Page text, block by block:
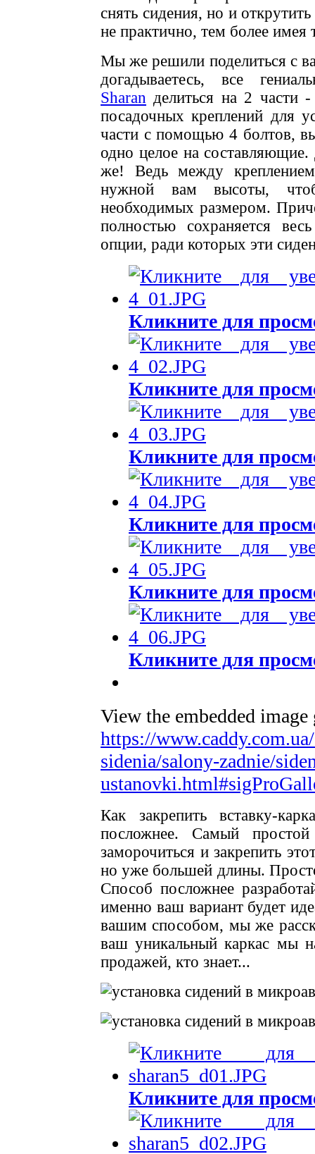
снять сидения, но и
не практично, тем более имея
Мы же решили поделиться с
догадываетесь, все
Sharan делиться на 2 части
посадочных креплений для
части с помощью 4 болтов,
одно целое на
же! Ведь между
нужной вам высоты,
необходимых размером.
полностью сохраняется
опции, ради которых эти
Кликните для
Кликните для
Кликните для
Кликните для
Кликните для
Кликните для
View the embedded
https://
sidenia/salony-zadnie/
Как закрепить вставку-
посложнее. Самый
заморочиться и закрепить
но уже большей длины.
Способ посложнее
именно ваш вариант будет
вашим способом, мы же
ваш уникальный каркас мы
продажей, кто знает...
Кликните для